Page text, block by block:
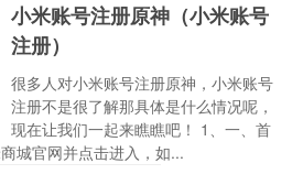
小米账号注册原神（小米账号
注册）
很多人对小米账号注册原神，小米账号
注册不是很了解那具体是什么情况呢，
现在让我们一起来瞧瞧吧！ 1、一、首
城官网并点击进入，如...